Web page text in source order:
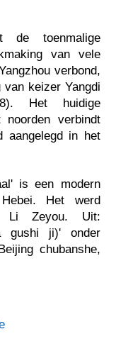
de toenmalige
van vele
verbond,
van keizer Yangdi
Het huidige
verbindt
aangelegd in het
is een modern
Het werd
Li Zeyou. Uit:
gushi ji)' onder
chubanshe,